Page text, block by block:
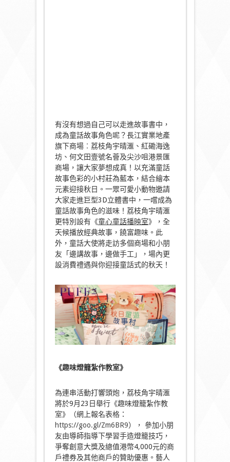
有沒有想過自己可以走進故事書中，
成為童話故事角色呢？長江實業地產
旗下商場︰荔枝角宇晴滙、紅磡海逸
坊、何文田壹號名薈及尖沙咀港景匯
商場，讓大家夢想成真！以充滿童話
故事色彩的小村莊為藍本，結合繪本
元素迎接秋日。一眾可愛小動物邀請
大家走進巨型3D立體書中，一嚐成為
童話故事角色的滋味！荔枝角宇晴滙
更特別設有《童心童話播映室》，全
天候播放經典故事，饒富趣味。此
外，童話大使將走訪多個商場和小朋
友「邊講故事，邊做手工」，場內更
設消費禮遇與你迎接童話式的秋天！
《趣味燈籠紮作教室》
為連串活動打響頭炮，荔枝角宇晴滙
將於9月23日舉行《趣味燈籠紮作教
室》（網上報名表格：
https://goo.gl/Zm6BR9）， 參加小朋
友由導師指導下學習手造燈籠技巧，
爭奪創意大獎及總值港幣4,000元的商
戶禮券及其他商戶的贊助優惠。藝人